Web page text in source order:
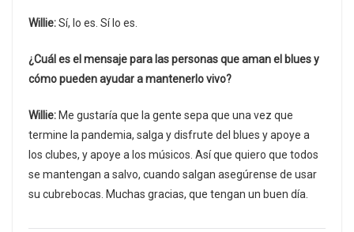
Willie:Sí, lo es. Sí lo es.
¿Cuál es el mensaje para las personas que aman el blues y
cómo pueden ayudar a mantenerlo vivo?
Willie: Me gustaría que la gente sepa que una vez que
termine la pandemia, salga y disfrute del blues y apoye a
los clubes, y apoye a los músicos. Así que quiero que todos
se mantengan a salvo, cuando salgan asegúrense de usar
su cubrebocas. Muchas gracias, que tengan un buen día.